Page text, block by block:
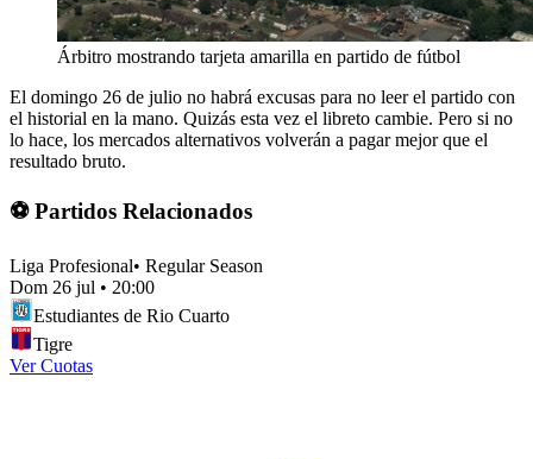
Árbitro mostrando tarjeta amarilla en partido de fútbol
El domingo 26 de julio no habrá excusas para no leer el partido con
el historial en la mano. Quizás esta vez el libreto cambie. Pero si no
lo hace, los mercados alternativos volverán a pagar mejor que el
resultado bruto.
⚽ Partidos Relacionados
Liga Profesional• Regular Season
Dom 26 jul • 20:00
Estudiantes de Rio Cuarto
Tigre
Ver Cuotas